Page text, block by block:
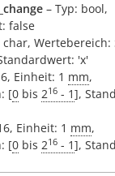
– Typ: bool,
false
char, Wertebereich:
'x'
Einheit: 1 mm,
[0 bis 216 - 1],
Einheit: 1 mm,
[0 bis 216 - 1],